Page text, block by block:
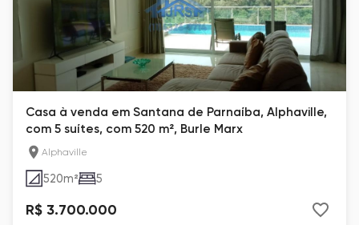
Casa à venda em Santana de Parnaíba, Alphaville,
com 5 suítes, com 520 m², Burle Marx
Alphaville
520m² 5
R$ 3.700.000